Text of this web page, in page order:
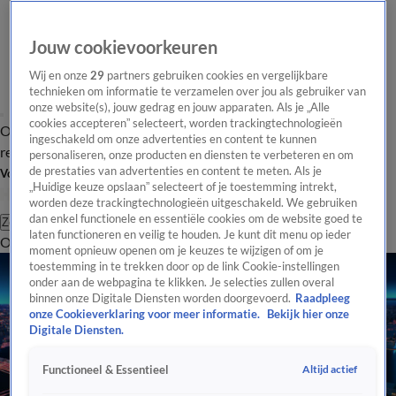
Overzicht Laatste nieuws Regionieuws Het beste van Hart
Tip de
redactie
Volg Hart van Nederland
Zoeken
OverzichtRegioUitzendingenWeerTip de redactiePanelVideo's
Jouw cookievoorkeuren
Wij en onze29 partners gebruiken cookies en vergelijkbare
technieken om informatie te verzamelen over jou als gebruiker van
onze website(s), jouw gedrag en jouw apparaten. Als je „Alle
cookies accepteren” selecteert, worden trackingtechnologieën
ingeschakeld om onze advertenties en content te kunnen
personaliseren, onze producten en diensten te verbeteren en om
de prestaties van advertenties en content te meten. Als je
„Huidige keuze opslaan” selecteert of je toestemming intrekt,
worden deze trackingtechnologieën uitgeschakeld. We gebruiken
dan enkel functionele en essentiële cookies om de website goed te
laten functioneren en veilig te houden. Je kunt dit menu op ieder
moment opnieuw openen om je keuzes te wijzigen of om je
toestemming in te trekken door op de link Cookie-instellingen
onder aan de webpagina te klikken. Je selecties zullen overal
binnen onze Digitale Diensten worden doorgevoerd. Raadpleeg
onze Cookieverklaring voor meer informatie.
Bekijk hier onze
Digitale Diensten.
Functioneel & Essentieel Altijd actief